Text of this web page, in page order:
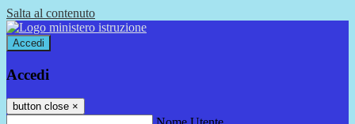
Salta al contenuto
Accedi
Accedi
button close ×